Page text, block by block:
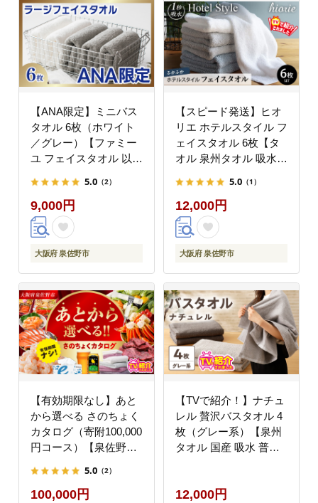
【ANA限定】ミニバス
タオル 6枚（ホワイト
／グレー）【ファミー
ユ フェイスタオル 以上
オル 吸水 普段使い シ
ンプル 日用品 たおる】
G3979-1
5.0 （2）
9,000円
大阪府 泉佐野市
【スピード発送】ヒオ
リエ ホテルスタイル フ
ェイスタオル 6枚【タ
オル 泉州タオル 吸水
日用品 ふわふわ ふかふ
か 厚手 パイル ブルー
グレー 家族 3色 たおる
一人暮らし TVで紹
介！】 099H1144-2
5.0 （1）
12,000円
大阪府 泉佐野市
【有効期限なし】あと
から選べる さのちょく
カタログ（寄附100,000
円コース）【泉佐野市
以上 高評価 肉 ビール
海鮮 野菜 定期便 タオ
5.0 （2）
100,000円
【TVで紹介！】ナチュ
レル 贅沢バスタオル 4
枚（グレー系）【泉州
タオル 国産 吸水 普段
G4591
12,000円